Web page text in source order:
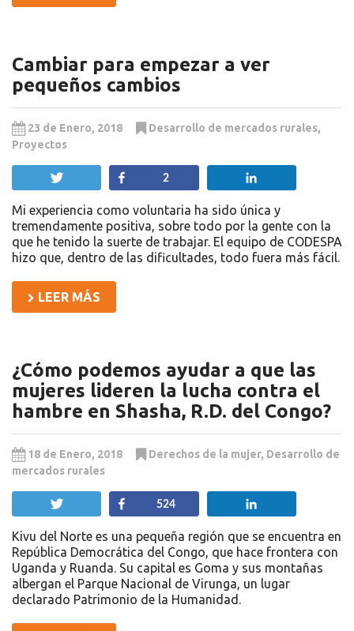
Cambiar para empezar a ver
pequeños cambios
23 de Enero, 2018 Desarrollo de mercados rurales,
Proyectos
Compartir
2
Mi experiencia como voluntaria ha sido única y
tremendamente positiva, sobre todo por la gente con la
que he tenido la suerte de trabajar. El equipo de CODESPA
hizo que, dentro de las dificultades, todo fuera más fácil.
LEER MÁS
¿Cómo podemos ayudar a que las
mujeres lideren la lucha contra el
hambre en Shasha, R.D. del Congo?
18 de Enero, 2018 Derechos de la mujer, Desarrollo de
mercados rurales
Compartir
524
Kivu del Norte es una pequeña región que se encuentra en
República Democrática del Congo, que hace frontera con
Uganda y Ruanda. Su capital es Goma y sus montañas
albergan el Parque Nacional de Virunga, un lugar
declarado Patrimonio de la Humanidad.